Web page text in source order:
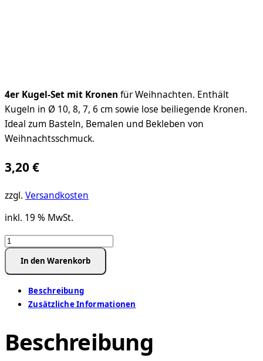
4er Kugel-Set mit Kronen für Weihnachten. Enthält
Kugeln in Ø 10, 8, 7, 6 cm sowie lose beiliegende Kronen.
Ideal zum Basteln, Bemalen und Bekleben von
Weihnachtsschmuck.
3,20€
zzgl. Versandkosten
inkl. 19 % MwSt.
4er
Kugel-
Kronen
Kreativ-
Set
In den Warenkorb
Beschreibung
Zusätzliche Informationen
Beschreibung